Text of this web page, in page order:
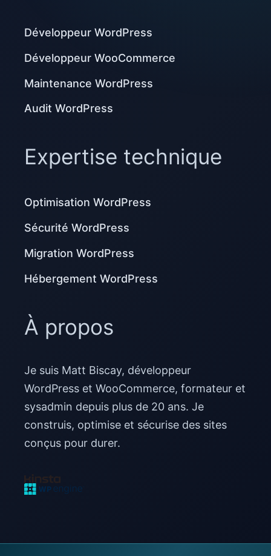
Développeur WordPress
Développeur WooCommerce
Maintenance WordPress
Audit WordPress
Expertise technique
Optimisation WordPress
Sécurité WordPress
Migration WordPress
Hébergement WordPress
À propos
Je suis Matt Biscay, développeur
WordPress et WooCommerce, formateur et
sysadmin depuis plus de 20 ans. Je
construis, optimise et sécurise des sites
conçus pour durer.